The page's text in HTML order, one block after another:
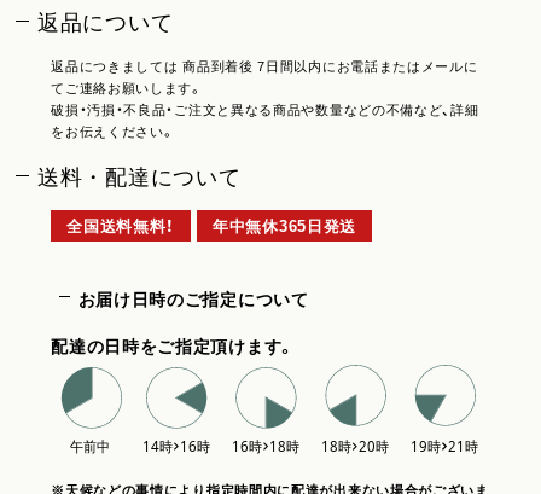
返品について
返品につきましては 商品到着後 7日間以内にお電話またはメールに
てご連絡お願いします。
破損・汚損・不良品・ご注文と異なる商品や数量などの不備など、詳細
をお伝えください。
送料・配達について
全国送料無料！ 年中無休365日発送
お届け日時のご指定について
配達の日時をご指定頂けます。
※天候などの事情により指定時間内に配達が出来ない場合がございま